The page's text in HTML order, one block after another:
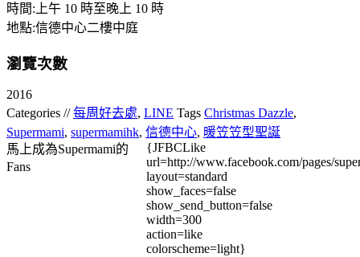
時間:上午 10 時至晚上 10 時
地點:信德中心二樓中庭
瀏覽次數
2016
Categories //每周好去處, LINE Tags Christmas Dazzle,
Supermami, supermamihk, 信德中心, 暖笠笠型聖誕
馬上成為Supermami的
Fans
{JFBCLike
url=http://www.facebook.com/pages/
layout=standard
show_faces=false
show_send_button=false
width=300
action=like
colorscheme=light}